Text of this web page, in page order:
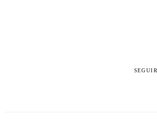
SEGUIR